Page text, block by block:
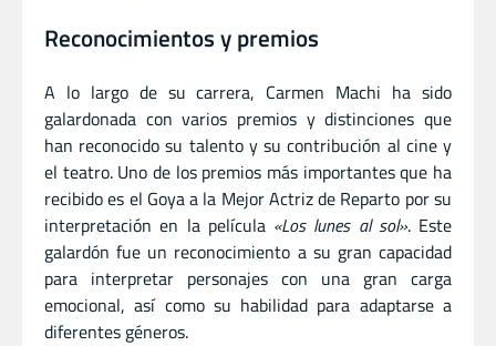
Reconocimientos y premios
A lo largo de su carrera, Carmen Machi ha sido
galardonada con varios premios y distinciones que
han reconocido su talento y su contribución al cine y
el teatro. Uno de los premios más importantes que ha
recibido es el Goya a la Mejor Actriz de Reparto por su
interpretación en la película «Los lunes al sol». Este
galardón fue un reconocimiento a su gran capacidad
para interpretar personajes con una gran carga
emocional, así como su habilidad para adaptarse a
diferentes géneros.